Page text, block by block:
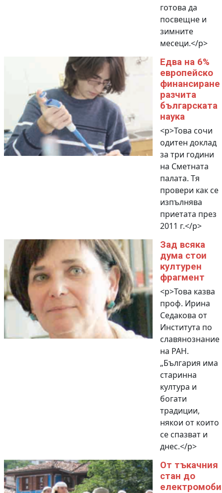
готова да
посвещне и
зимните
месеци.</p>
Едва на 6%
европейско
финансиране
разчита
българската
наука
<p>Това сочи
одитен доклад
за три години
на Сметната
палата. Тя
провери как се
изпълнява
приетата през
2011 г.</p>
Зад всяка
дума стои
културен
фрагмент
<p>Това казва
проф. Ирина
Седакова от
Института по
славянознание
на РАН.
„България има
старинна
култура и
богати
традиции,
някои от които
се спазват и
днес.</p>
От тъкачния
стан до